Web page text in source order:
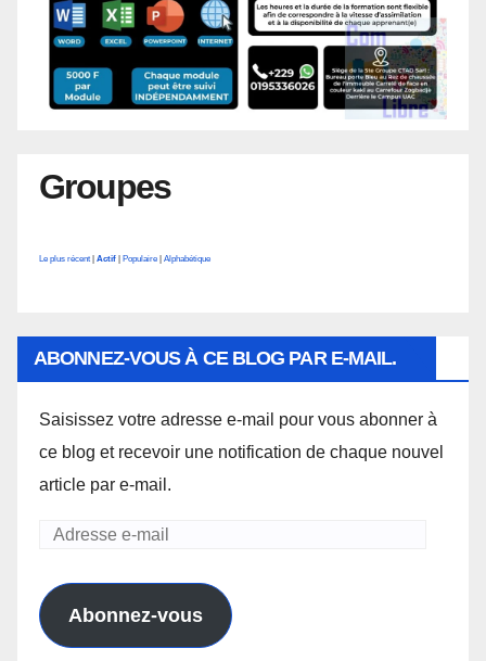
Groupes
Le plus récent | Actif | Populaire | Alphabétique
ABONNEZ-VOUS À CE BLOG PAR E-MAIL.
Saisissez votre adresse e-mail pour vous abonner à
ce blog et recevoir une notification de chaque nouvel
article par e-mail.
Adresse
mail
Abonnez-vous